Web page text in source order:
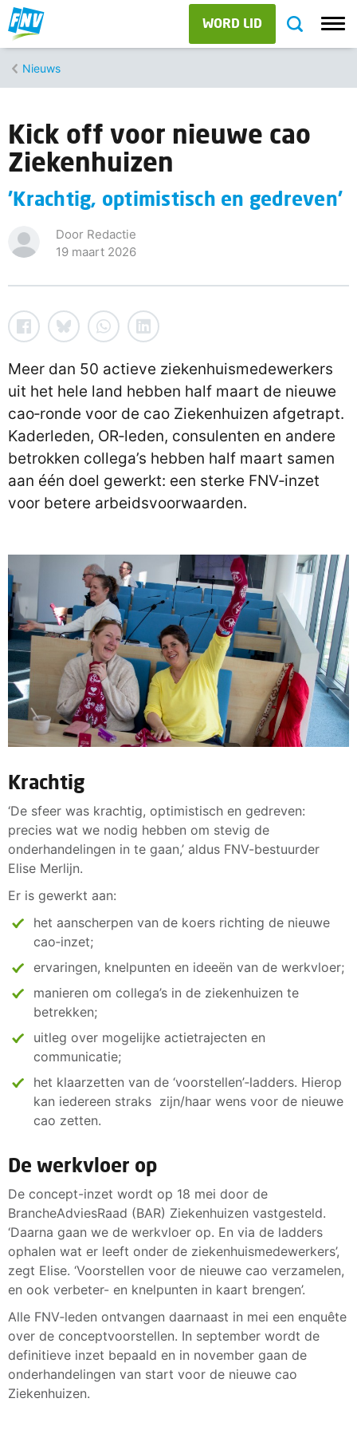
WORD LID
Nieuws
Kick off voor nieuwe cao
Ziekenhuizen
'Krachtig, optimistisch en gedreven'
Door Redactie
19 maart 2026
Meer dan 50 actieve ziekenhuismedewerkers
uit het hele land hebben half maart de nieuwe
cao‑ronde voor de cao Ziekenhuizen afgetrapt.
Kaderleden, OR‑leden, consulenten en andere
betrokken collega’s hebben half maart samen
aan één doel gewerkt: een sterke FNV‑inzet
voor betere arbeidsvoorwaarden.
Krachtig
‘De sfeer was krachtig, optimistisch en gedreven:
precies wat we nodig hebben om stevig de
onderhandelingen in te gaan,’ aldus FNV-bestuurder
Elise Merlijn.
Er is gewerkt aan:
het aanscherpen van de koers richting de nieuwe
cao‑inzet;
ervaringen, knelpunten en ideeën van de werkvloer;
manieren om collega’s in de ziekenhuizen te
betrekken;
uitleg over mogelijke actietrajecten en
communicatie;
het klaarzetten van de ‘voorstellen’‑ladders. Hierop
kan iedereen straks zijn/haar wens voor de nieuwe
cao zetten.
De werkvloer op
De concept-inzet wordt op 18 mei door de
BrancheAdviesRaad (BAR) Ziekenhuizen vastgesteld.
‘Daarna gaan we de werkvloer op. En via de ladders
ophalen wat er leeft onder de ziekenhuismedewerkers’,
zegt Elise. ‘Voorstellen voor de nieuwe cao verzamelen,
en ook verbeter- en knelpunten in kaart brengen’.
Alle FNV‑leden ontvangen daarnaast in mei een enquête
over de conceptvoorstellen. In september wordt de
definitieve inzet bepaald en in november gaan de
onderhandelingen van start voor de nieuwe cao
Ziekenhuizen.